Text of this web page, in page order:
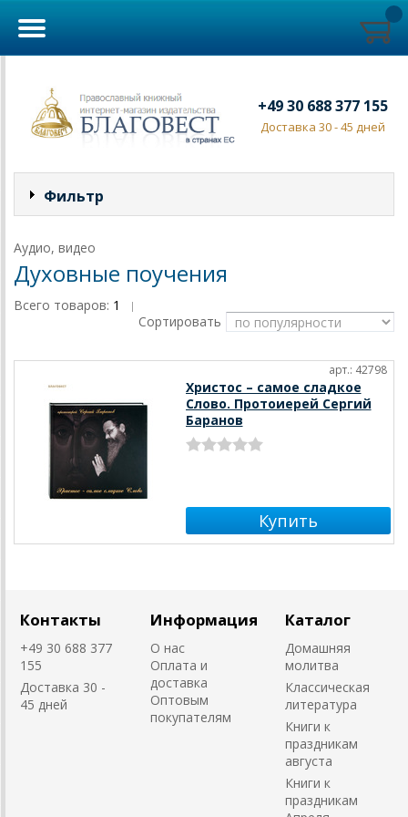
+49 30 688 377 155
Доставка 30 - 45 дней
Фильтр
Аудио, видео
Духовные поучения
Всего товаров: 1 |
Сортировать
арт.: 42798
Христос – самое сладкое
Слово. Протоиерей Сергий
Баранов
Контакты
+49 30 688 377
155
Доставка 30 -
45 дней
Информация
О нас
Оплата и
доставка
Оптовым
покупателям
Каталог
Домашняя
молитва
Классическая
литература
Книги к
праздникам
августа
Книги к
праздникам